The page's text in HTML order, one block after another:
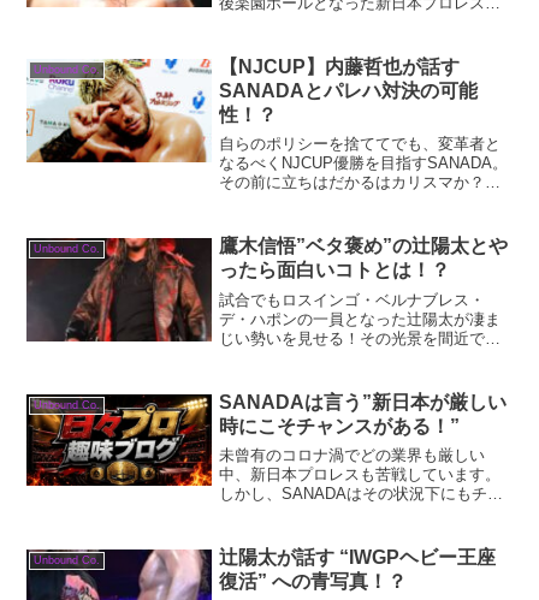
の注目であるロス・インゴベルナブレ
ス・デ・ハポンｖｓJust...
Unbound Co.
【NJCUP】内藤哲也が話す
SANADAとパレハ対決の可能
性！？
自らのポリシーを捨ててでも、変革者と
なるべくNJCUP優勝を目指すSANADA。
その前に立ちはだかるはカリスマか？禁
Unbound Co.
鷹木信悟”ベタ褒め”の辻陽太とや
ったら面白いコトとは！？
試合でもロスインゴ・ベルナブレス・
デ・ハポンの一員となった辻陽太が凄ま
じい勢いを見せる！その光景を間近で見
Unbound Co.
SANADAは言う”新日本が厳しい
時にこそチャンスがある！”
未曾有のコロナ渦でどの業界も厳しい
中、新日本プロレスも苦戦しています。
しかし、SANADAはその状況下にもチャ
Unbound Co.
辻陽太が話す “IWGPヘビー王座
復活” への青写真！？